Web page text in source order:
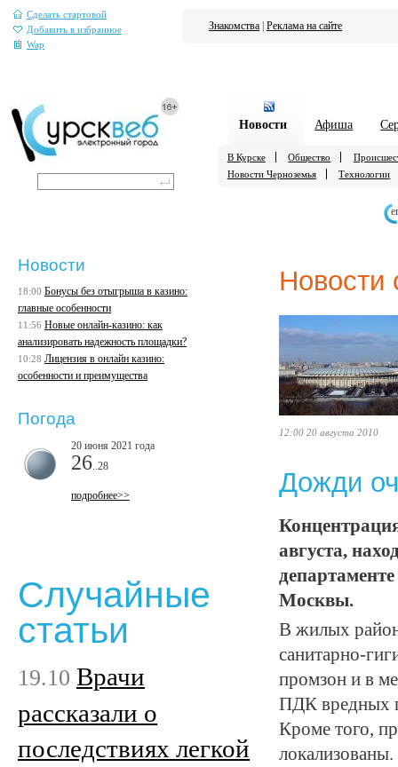
Сделать стартовой
Добавить в избранное
Wap
Знакомства Реклама на сайте
Новости Афиша
В Курске Общество
Новости Черноземья
Технологии
Новости
12:00 20 августа 2010
Дожди
августа,
Москвы.
В жилых
санитарно-
промзон и в
ПДК вредных
Кроме того,
Новости
18:00 Бонусы без отыгрыша в казино:
главные особенности
11:56 Новые онлайн-казино: как
анализировать надежность площадки?
10:28 Лицензия в онлайн казино:
особенности и преимущества
Погода
20 июня 2021 года
26 ..28
подробнее>>
Случайные
статьи
19.10 Врачи
рассказали о
последствиях легкой